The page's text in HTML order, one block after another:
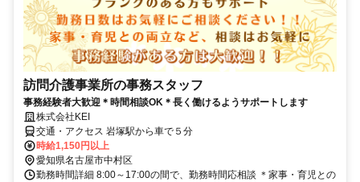
訪問介護事業所の事務スタッフ
事務経験者大歓迎＊時間相談OK＊長く働けるようサポートします
株式会社KEI
交通・アクセス 岩塚駅から車で５分
時給1,150円以上
愛知県名古屋市中村区
勤務時間詳細 8:00～17:00の間で、勤務時間応相談 ＊家事・育児との